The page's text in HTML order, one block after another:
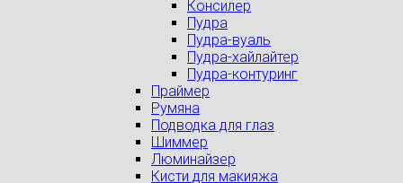
Консилер
Пудра
Пудра-вуаль
Пудра-хайлайтер
Пудра-контуринг
Праймер
Румяна
Подводка для глаз
Шиммер
Люминайзер
Кисти для макияжа